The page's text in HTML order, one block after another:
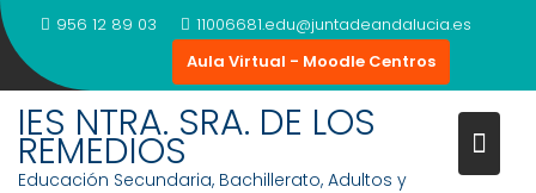
Saltar
al
contenido
956 12 89 03
11006681.edu@juntadeandalucia.es
Aula Virtual - Moodle Centros
IES NTRA. SRA. DE LOS
REMEDIOS
Educación Secundaria, Bachillerato, Adultos y